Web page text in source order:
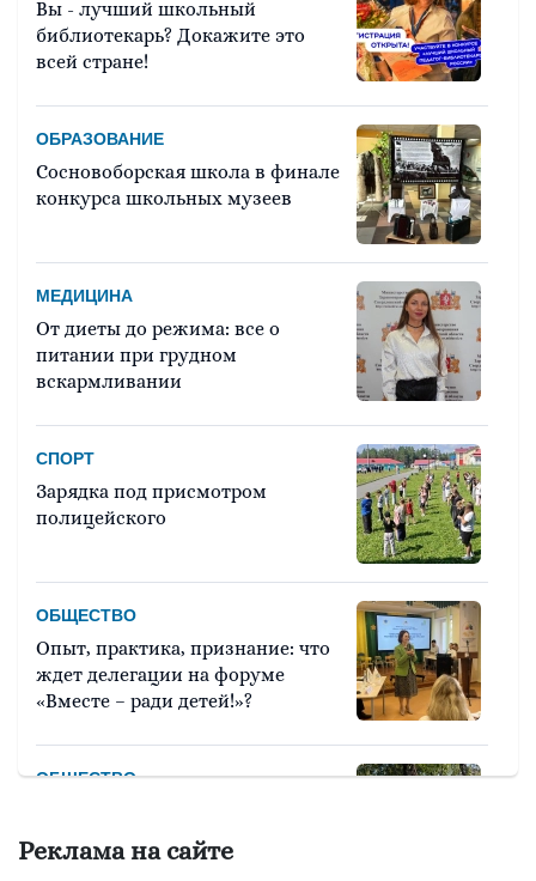
Вы - лучший школьный
библиотекарь? Докажите это
всей стране!
ОБРАЗОВАНИЕ
Сосновоборская школа в финале
конкурса школьных музеев
МЕДИЦИНА
От диеты до режима: все о
питании при грудном
вскармливании
СПОРТ
Зарядка под присмотром
полицейского
ОБЩЕСТВО
Опыт, практика, признание: что
ждет делегации на форуме
«Вместе – ради детей!»?
ОБЩЕСТВО
Реклама на сайте